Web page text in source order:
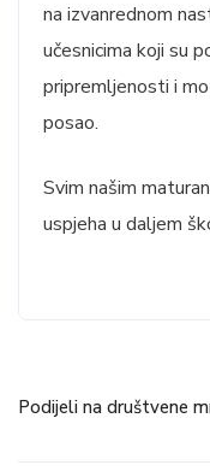
na izvanrednom
učesnicima koji su
pripremljenosti i
posao.
Svim našim
uspjeha u daljem
Podijeli na društvene